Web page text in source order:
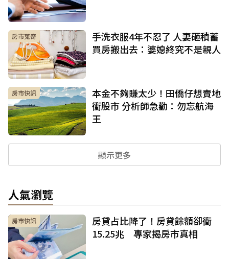
房市蒐奇
手洗衣服4年不忍了 人妻砸積蓄
買房搬出去：婆媳終究不是親人
房市快訊
本金不夠賺太少！田僑仔想賣地
衝股市 分析師急勸：勿忘航海
王
顯示更多
人氣瀏覽
房市快訊
房貸占比降了！房貸餘額卻衝
15.25兆 專家揭房市真相